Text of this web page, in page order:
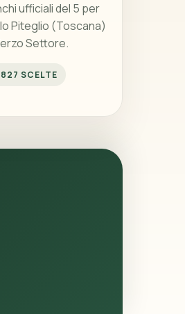
ufficiali del 5 per
Piteglio (Toscana)
Settore.
SCELTE